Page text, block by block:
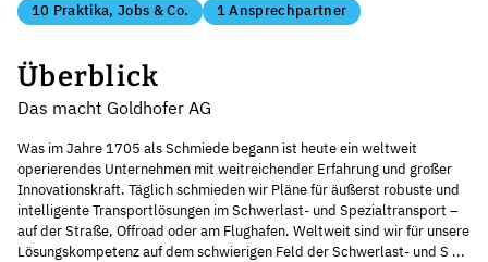
10 Praktika, Jobs & Co. 1 Ansprechpartner
Überblick
Das macht Goldhofer AG
Was im Jahre 1705 als Schmiede begann ist heute ein weltweit
operierendes Unternehmen mit weitreichender Erfahrung und großer
Innovationskraft. Täglich schmieden wir Pläne für äußerst robuste und
intelligente Transportlösungen im Schwerlast- und Spezialtransport –
auf der Straße, Offroad oder am Flughafen. Weltweit sind wir für unsere
Lösungskompetenz auf dem schwierigen Feld der Schwerlast- und S ...